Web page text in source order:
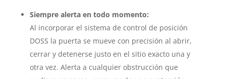
Siempre alerta en todo momento:
Al incorporar el sistema de control de posición
DOSS la puerta se mueve con precisión al abrir,
cerrar y detenerse justo en el sitio exacto una y
otra vez. Alerta a cualquier obstrucción que